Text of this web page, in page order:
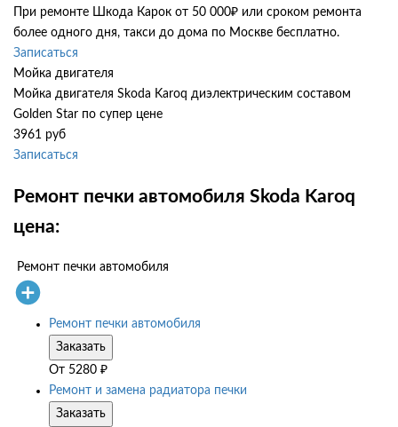
При ремонте Шкода Карок от 50 000₽ или сроком ремонта
более одного дня, такси до дома по Москве бесплатно.
Записаться
Мойка двигателя
Мойка двигателя Skoda Karoq диэлектрическим составом
Golden Star по супер цене
3961 руб
Записаться
Ремонт печки автомобиля Skoda Karoq
цена:
Ремонт печки автомобиля
Ремонт печки автомобиля
Заказать
От 5280 ₽
Ремонт и замена радиатора печки
Заказать